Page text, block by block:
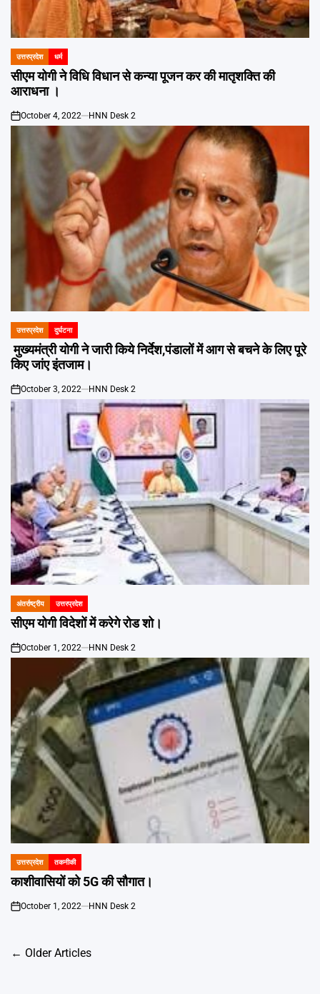
POSTED
IN
उत्तरप्रदेश धर्म
सीएम योगी ने विधि विधान से कन्या पूजन कर की मातृशक्ति की
आराधना ।
on
October 4, 2022 HNN Desk 2
POSTED
IN
उत्तरप्रदेश दुर्घटना
मुख्यमंत्री योगी ने जारी किये निर्देश,पंडालों में आग से बचने के लिए पूरे
किए जांए इंतजाम।
on
October 3, 2022 HNN Desk 2
POSTED
IN
अंतर्राष्ट्रीय उत्तरप्रदेश
सीएम योगी विदेशों में करेगे रोड शो।
on
October 1, 2022 HNN Desk 2
POSTED
IN
उत्तरप्रदेश तकनीकी
काशीवासियों को 5G की सौगात।
on
October 1, 2022 HNN Desk 2
Posts
← Older Articles